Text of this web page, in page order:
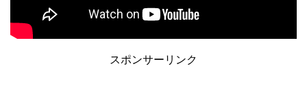
スポンサーリンク